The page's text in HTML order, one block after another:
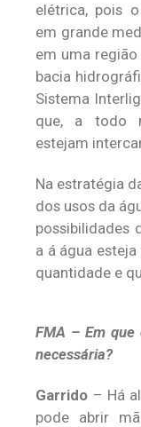
elétrica, pois
em grande
em uma
bacia
Sistema
que, a todo
estejam
Na estratégia
dos usos da
possibilidades
a á água
quantidade e
FMA – Em que
necessária?
Garrido – Há
pode abrir